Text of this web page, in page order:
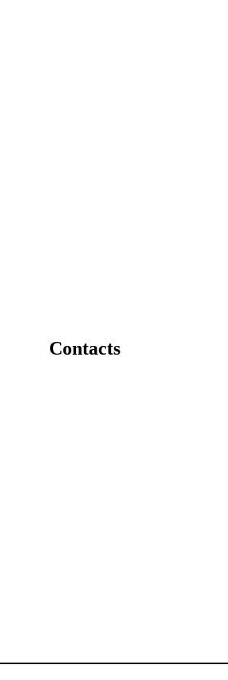
Contacts